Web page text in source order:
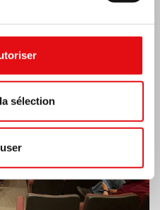
sélection
PLÉNIÈRE OCD